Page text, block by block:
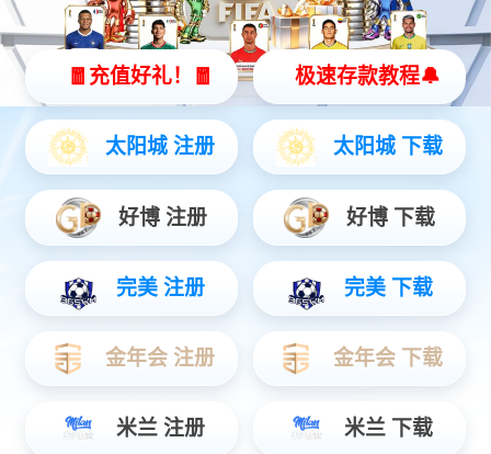
高精度融合定位终端
行泊一体域控制器